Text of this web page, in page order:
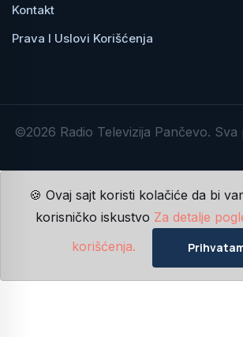
Kontakt
Prava I Uslovi Korišćenja
©2026 Radio Televizija Pančevo.
🍪 Ovaj sajt koristi kolačiće da bi
korisničko iskustvo Za detalje
korišćenja.